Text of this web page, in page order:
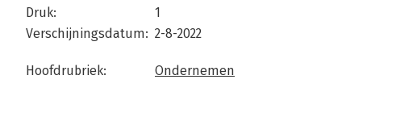
Druk:
1
Verschijningsdatum: 2-8-2022
Hoofdrubriek: Ondernemen